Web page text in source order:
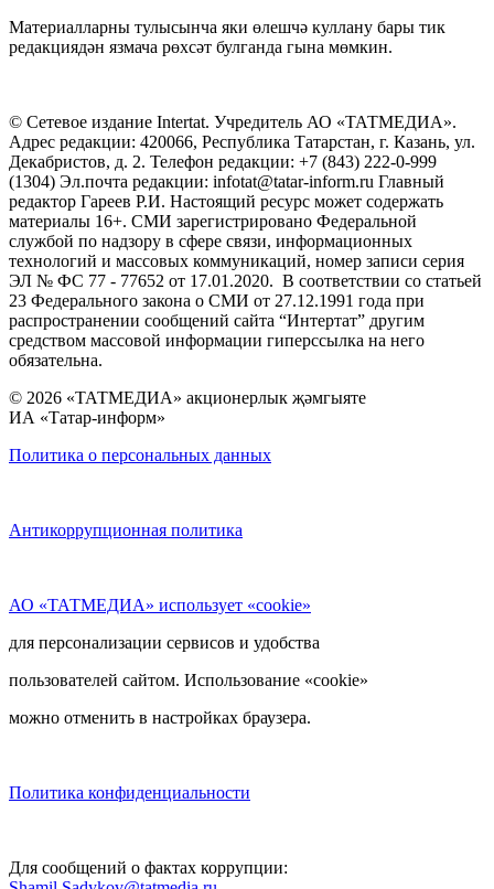
Материалларны тулысынча яки өлешчә куллану бары тик
редакциядән язмача рөхсәт булганда гына мөмкин.
© Сетевое издание Intertat. Учредитель АО «ТАТМЕДИА».
Адрес редакции: 420066, Республика Татарстан, г. Казань, ул.
Декабристов, д. 2. Телефон редакции: +7 (843) 222-0-999
(1304) Эл.почта редакции: infotat@tatar-inform.ru Главный
редактор Гареев Р.И. Настоящий ресурс может содержать
материалы 16+. СМИ зарегистрировано Федеральной
службой по надзору в сфере связи, информационных
технологий и массовых коммуникаций, номер записи серия
ЭЛ № ФС 77 - 77652 от 17.01.2020. В соответствии со статьей
23 Федерального закона о СМИ от 27.12.1991 года при
распространении сообщений сайта “Интертат” другим
средством массовой информации гиперссылка на него
обязательна.
© 2026 «ТАТМЕДИА» акционерлык җәмгыяте
ИА «Татар-информ»
Политика о персональных данных
Антикоррупционная политика
АО «ТАТМЕДИА» использует «cookie»
для персонализации сервисов и удобства
пользователей сайтом. Использование «cookie»
можно отменить в настройках браузера.
Политика конфиденциальности
Для сообщений о фактах коррупции: